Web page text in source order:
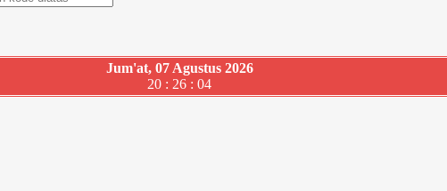
Jum'at, 07 Agustus 2026
20 : 26 : 05